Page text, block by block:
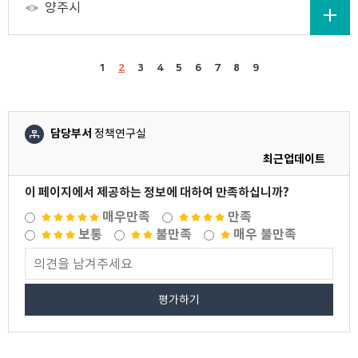
양주시
1 2 3 4 5 6 7 8 9
담당부서 정책연구실
최근업데이트
이 페이지에서 제공하는 정보에 대하여 만족하십니까?
매우만족
만족
보통
불만족 매우 불만족
평가하기